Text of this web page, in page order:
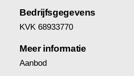
Bedrijfsgegevens
KVK 68933770
Meer informatie
Aanbod